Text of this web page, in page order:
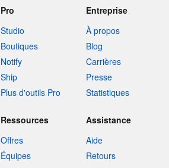
Pro
Studio
Boutiques
Notify
Ship
Plus d'outils Pro
Entreprise
À propos
Blog
Carrières
Presse
Statistiques
Ressources
Offres
Équipes
Assistance
Aide
Retours